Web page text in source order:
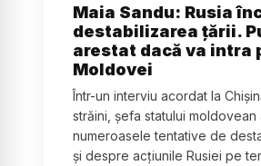
Maia Sandu: Rusia
destabilizarea țării.
arestat dacă va intra
Moldovei
Într-un interviu acordat la
străini, șefa statului
numeroasele tentative de
și despre acțiunile Rusiei pe